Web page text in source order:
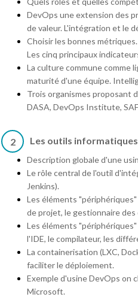
DevOps une extension des
de valeur. L'intégration et le
Choisir les bonnes
Les cinq principaux
La culture commune comme
maturité d'une équipe.
Trois organismes proposant
DASA, DevOps Institute,
2 Les outils
Description globale d'une
Le rôle central de l'outil
Jenkins).
Les éléments
de projet, le gestionnaire des
Les éléments
l'IDE, le compilateur, les
La containerisation (LXC,
faciliter le déploiement.
Exemple d'usine DevOps on
Microsoft.